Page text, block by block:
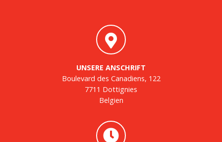
UNSERE ANSCHRIFT
Boulevard des Canadiens, 122
7711 Dottignies
Belgien